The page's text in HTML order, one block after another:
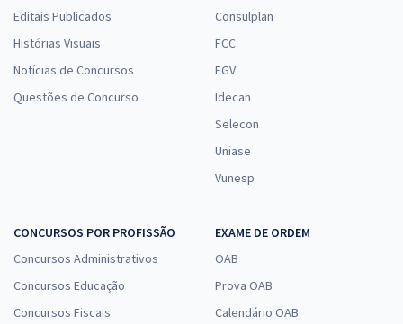
Editais Publicados
Histórias Visuais
Notícias de Concursos
Questões de Concurso
Consulplan
FCC
FGV
Idecan
Selecon
Uniase
Vunesp
CONCURSOS POR PROFISSÃO
Concursos Administrativos
Concursos Educação
Concursos Fiscais
EXAME DE ORDEM
OAB
Prova OAB
Calendário OAB